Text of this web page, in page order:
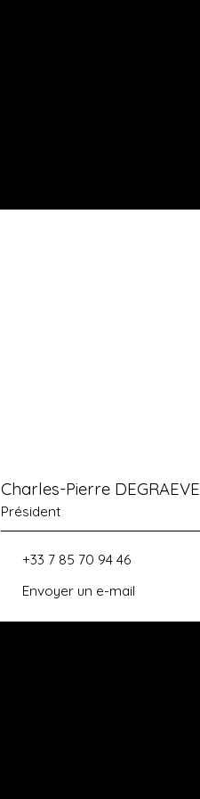
Charles-Pierre DEGRAEVE
Président
+33 7 85 70 94 46
Envoyer un e-mail